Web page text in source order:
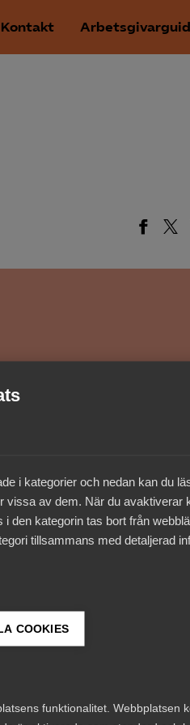
i kategorier och nedan kan du
vissa av dem. När du avaktiverar
den kategorin tas bort från
tillsammans med detaljerad
COOKIES
funktionalitet. Webbplatsen
Kontakt